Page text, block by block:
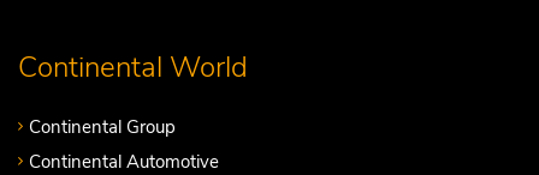
Continental World
Continental Group
Continental Automotive